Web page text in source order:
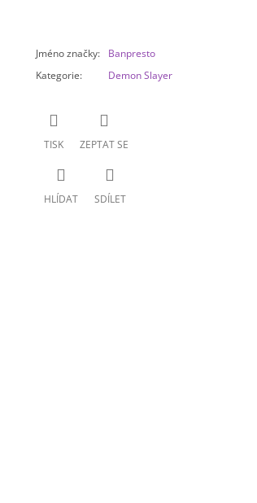
Jméno značky:
Banpresto
Kategorie: Demon Slayer
TISK ZEPTAT SE
HLÍDAT SDÍLET